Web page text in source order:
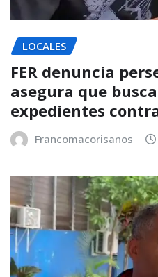
LOCALES
FER denuncia
asegura que
expedientes
Francomacorisanos